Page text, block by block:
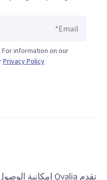
For information on our
Privacy Policy